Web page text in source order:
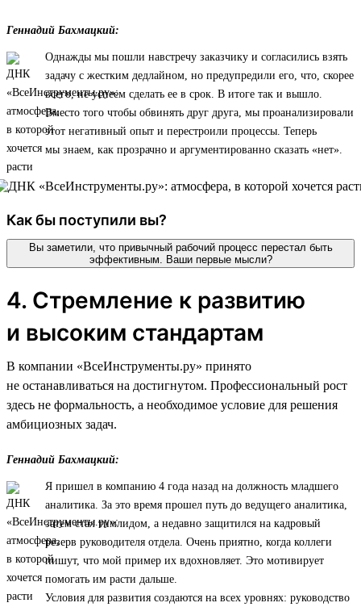
Геннадий Бахмацкий:
Однажды мы пошли навстречу заказчику и согласились взять
задачу с жестким дедлайном, но предупредили его, что, скорее
всего, не успеем сделать ее в срок. В итоге так и вышло.
Вместо того чтобы обвинять друг друга, мы проанализировали
этот негативный опыт и перестроили процессы. Теперь
мы знаем, как прозрачно и аргументированно сказать «нет».
Как бы поступили вы?
Вы заметили, что привычный рабочий процесс перестал быть
эффективным. Ваши первые мысли?
4. Стремление к развитию
и высоким стандартам
В компании «ВсеИнструменты.ру» принято
не останавливаться на достигнутом. Профессиональный рост
здесь не формальность, а необходимое условие для решения
амбициозных задач.
Геннадий Бахмацкий:
Я пришел в компанию 4 года назад на должность младшего
аналитика. За это время прошел путь до ведущего аналитика,
затем стал тимлидом, а недавно защитился на кадровый
резерв руководителя отдела. Очень приятно, когда коллеги
пишут, что мой пример их вдохновляет. Это мотивирует
помогать им расти дальше.
Условия для развития создаются на всех уровнях: руководство